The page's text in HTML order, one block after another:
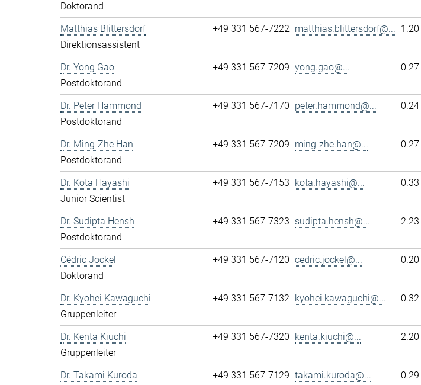
Doktorand
Matthias Blittersdorf
Direktionsassistent
+49 331 567-7222 matthias.blittersdorf@... 1.20
Dr. Yong Gao
Postdoktorand
+49 331 567-7209 yong.gao@... 0.27
Dr. Peter Hammond
Postdoktorand
+49 331 567-7170 peter.hammond@... 0.24
Dr. Ming-Zhe Han
Postdoktorand
+49 331 567-7209 ming-zhe.han@... 0.27
Dr. Kota Hayashi
Junior Scientist
+49 331 567-7153 kota.hayashi@... 0.33
Dr. Sudipta Hensh
Postdoktorand
+49 331 567-7323 sudipta.hensh@... 2.23
Cédric Jockel
Doktorand
+49 331 567-7120 cedric.jockel@... 0.20
Dr. Kyohei Kawaguchi
Gruppenleiter
+49 331 567-7132 kyohei.kawaguchi@... 0.32
Dr. Kenta Kiuchi
Gruppenleiter
+49 331 567-7320 kenta.kiuchi@... 2.20
Dr. Takami Kuroda
+49 331 567-7129 takami.kuroda@... 0.29